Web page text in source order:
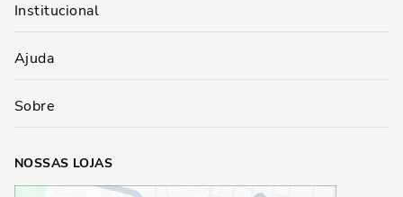
Institucional
Ajuda
Sobre
NOSSAS LOJAS